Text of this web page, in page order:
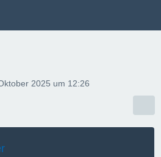
2025 um 12:26